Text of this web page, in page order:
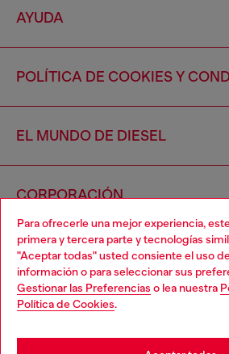
Para ofrecerle una mejor experiencia,
primera y tercera parte y tecnologías
"Aceptar todas" usted consiente el uso
información o para seleccionar sus
Gestionar las Preferencias o lea nuestra
Política de Cookies.
AYUDA
POLÍTICA DE COOKIES Y
EL MUNDO DE DIESEL
CORPORACIÓN